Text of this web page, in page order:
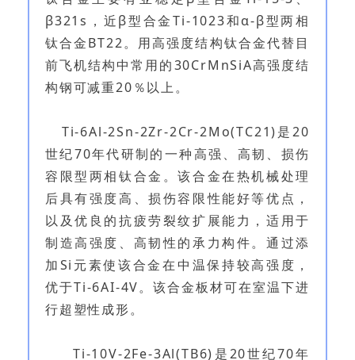
β321s，近β型合金Ti-1023和α-β型两相
钛合金BT22。用高强度结构钛合金代替目
前飞机结构中常用的30CrMnSiA高强度结
构钢可减重20％以上。
Ti-6Al-2Sn-2Zr-2Cr-2Mo(TC21)是20
世纪70年代研制的一种高强、高韧、损伤
容限型两相钛合金。该合金在热机械处理
后具有强度高、损伤容限性能好等优点，
以及优良的抗疲劳裂纹扩展能力，适用于
制造高强度、高韧性的承力构件。通过添
加Si元素使该合金在中温保持较高强度，
优于Ti-6AI-4V。该合金板材可在室温下进
行超塑性成形。
Ti-10V-2Fe-3Al(TB6)是20世纪70年